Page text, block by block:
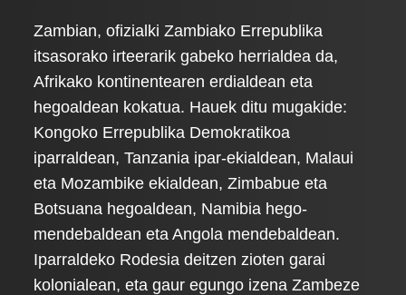
Zambian, ofizialki Zambiako Errepublika
itsasorako irteerarik gabeko herrialdea da,
Afrikako kontinentearen erdialdean eta
hegoaldean kokatua. Hauek ditu mugakide:
Kongoko Errepublika Demokratikoa
iparraldean, Tanzania ipar-ekialdean, Malaui
eta Mozambike ekialdean, Zimbabue eta
Botsuana hegoaldean, Namibia hego-
mendebaldean eta Angola mendebaldean.
Iparraldeko Rodesia deitzen zioten garai
kolonialean, eta gaur egungo izena Zambeze